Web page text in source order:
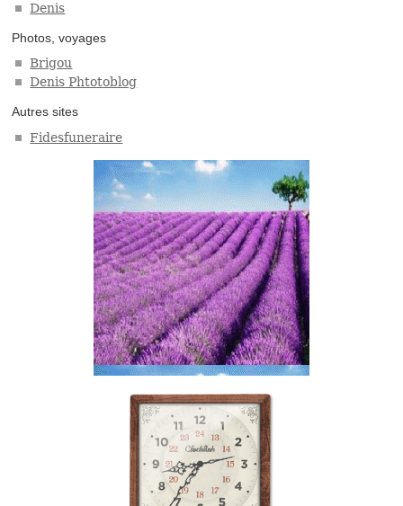
Denis
Photos, voyages
Brigou
Denis Phtotoblog
Autres sites
Fidesfuneraire